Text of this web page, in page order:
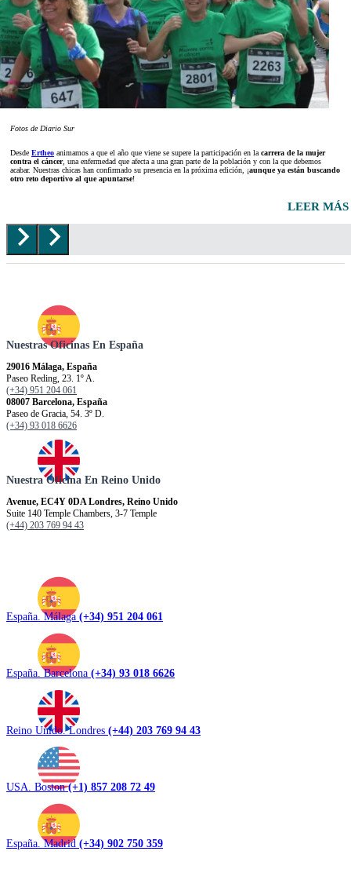
Fotos de Diario Sur
Desde Ertheo animamos a que el año que viene se supere la participación en la carrera de la mujer
contra el cáncer, una enfermedad que afecta a una gran parte de la población y con la que debemos
acabar. Nuestras chicas han confirmado su presencia en la próxima edición, ¡aunque ya están buscando
otro reto deportivo al que apuntarse!
LEER
Nuestras Oficinas En España
29016 Málaga, España
Paseo Reding, 23. 1º A.
(+34) 951 204 061
08007 Barcelona, España
Paseo de Gracia, 54. 3º D.
(+34) 93 018 6626
Nuestra Oficina En Reino Unido
Avenue, EC4Y 0DA Londres, Reino Unido
Suite 140 Temple Chambers, 3-7 Temple
(+44) 203 769 94 43
España. Málaga (+34) 951 204 061
España. Barcelona (+34) 93 018 6626
Reino Unido. Londres (+44) 203 769 94 43
USA. Boston(+1) 857 208 72 49
España. Madrid (+34) 902 750 359